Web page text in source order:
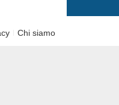
Chi siamo